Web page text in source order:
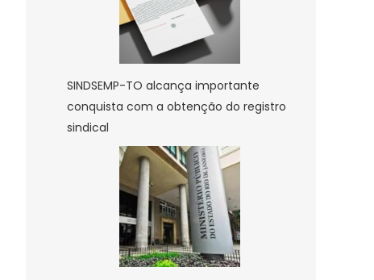
SINDSEMP-TO alcança importante
conquista com a obtenção do registro
sindical